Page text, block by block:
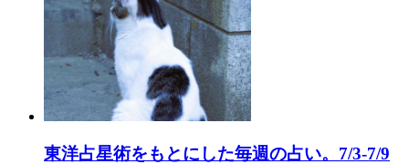
東洋占星術をもとにした毎週の占い。7/3-7/9